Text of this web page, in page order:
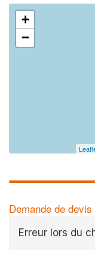
+
−
Demande de
Erreur lors du